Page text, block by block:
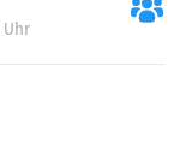
Uhr